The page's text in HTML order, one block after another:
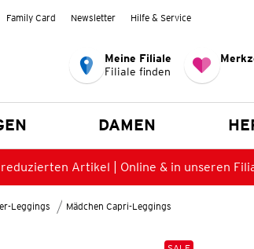
Family Card Newsletter Hilfe & Service
Meine Filiale
Filiale finden
DAMEN
Artikel | Online & in unseren
Leggings Mädchen Capri-Leggings